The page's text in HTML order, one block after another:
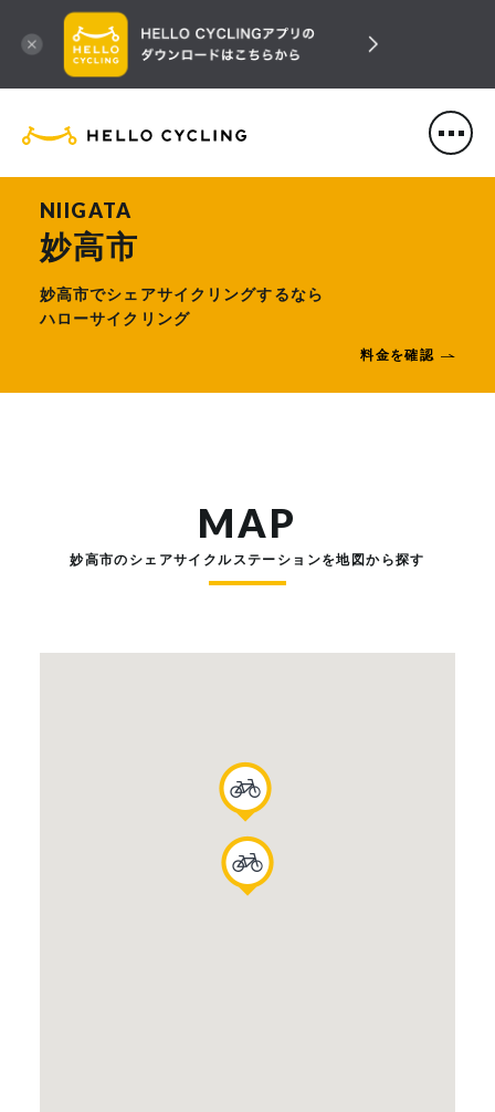
HELLO CYCLING（ハローサ
NIIGATA
妙高市
妙高市でシェアサイクリングするなら
ハローサイクリング
料金を確認
MAP
妙高市のシェアサイクルステーションを地図から探す